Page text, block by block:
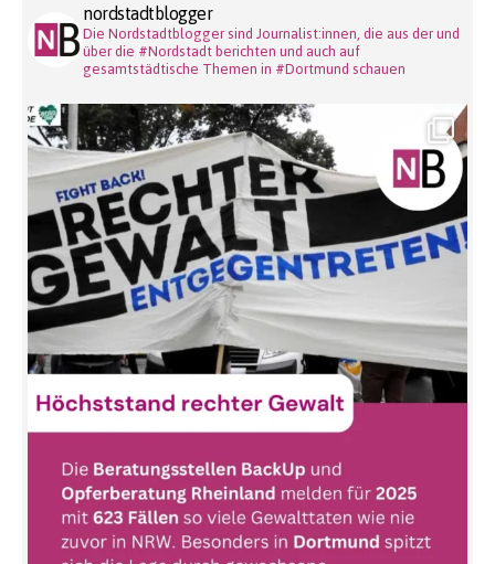
nordstadtblogger
Die Nordstadtblogger sind Journalist:innen, die aus der und
über die #Nordstadt berichten und auch auf
gesamtstädtische Themen in #Dortmund schauen